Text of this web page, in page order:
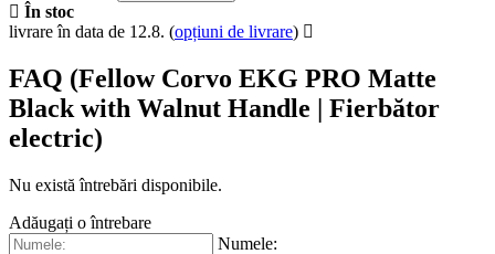
În stoc
livrare în data de 12.8. (opțiuni de livrare)
FAQ (Fellow Corvo EKG PRO Matte
Black with Walnut Handle | Fierbător
electric)
Nu există întrebări disponibile.
Adăugați o întrebare
Numele: